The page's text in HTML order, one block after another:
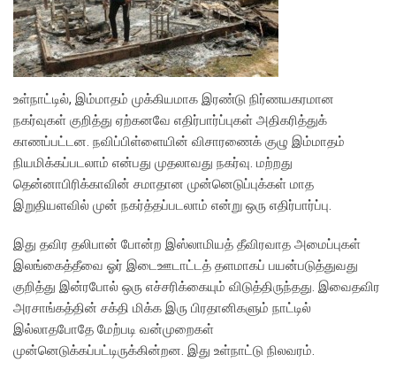
உள்நாட்டில், இம்மாதம் முக்கியமாக இரண்டு நிர்ணயகரமான
நகர்வுகள் குறித்து ஏற்கனவே எதிர்பார்ப்புகள் அதிகரித்துக்
காணப்பட்டன. நவிப்பிள்ளையின் விசாரணைக் குழு இம்மாதம்
நியமிக்கப்படலாம் என்பது முதலாவது நகர்வு. மற்றது
தென்னாபிரிக்காவின் சமாதான முன்னெடுப்புக்கள் மாத
இறுதியளவில் முன் நகர்த்தப்படலாம் என்று ஒரு எதிர்பார்ப்பு.
இது தவிர தலிபான் போன்ற இஸ்லாமியத் தீவிரவாத அமைப்புகள்
இலங்கைத்தீவை ஓர் இடைஊடாட்டத் தளமாகப் பயன்படுத்துவது
குறித்து இன்ரபோல் ஒரு எச்சரிக்கையும் விடுத்திருந்தது. இவைதவிர
அரசாங்கத்தின் சக்தி மிக்க இரு பிரதானிகளும் நாட்டில்
இல்லாதபோதே மேற்படி வன்முறைகள்
முன்னெடுக்கப்பட்டிருக்கின்றன. இது உள்நாட்டு நிலவரம்.